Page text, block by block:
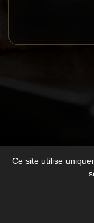
Ce site utilise
© FUJIYAMA